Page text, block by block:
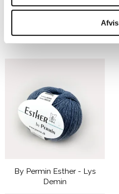
Afvis
VIS PRODUKT
By Permin Esther - Lys
Demin